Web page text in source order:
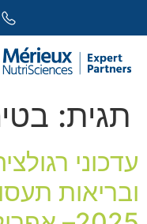
תגית:
עדכוני
ובריאות